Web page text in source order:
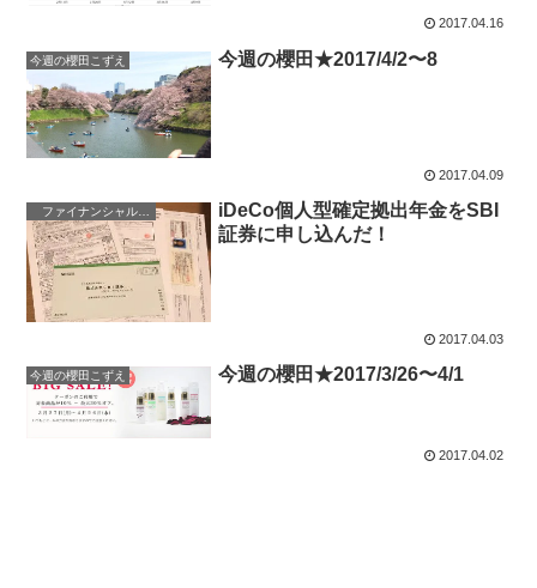
2017.04.16
今週の櫻田こずえ 今週の櫻田★2017/4/2〜8
2017.04.09
iDeCo個人型確定拠出年金をSBI
証券に申し込んだ！
2017.04.03
今週の櫻田こずえ 今週の櫻田★2017/3/26〜4/1
2017.04.02